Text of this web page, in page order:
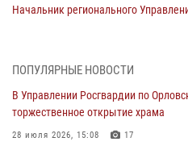
Начальник регионального
первое полугодие
05 августа 2026, 13:12
ПОПУЛЯРНЫЕ НОВОСТИ
В Управлении Росгвардии по
торжественное открытие храма
28 июля 2026, 15:08 17